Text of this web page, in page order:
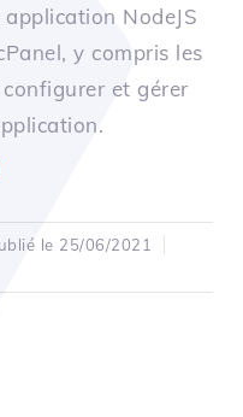
NodeJS
y compris les
et gérer
le 25/06/2021